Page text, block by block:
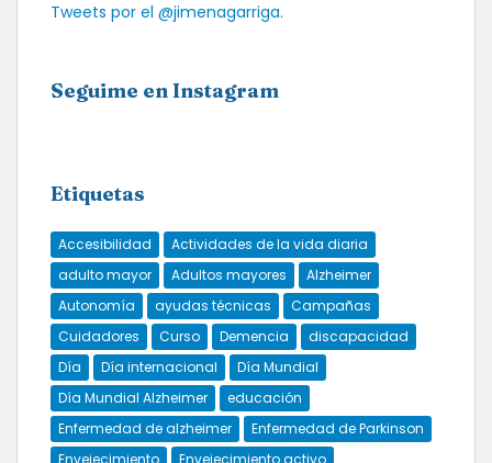
Tweets por el @jimenagarriga.
Seguime en Instagram
Etiquetas
Accesibilidad
Actividades de la vida diaria
adulto mayor
Adultos mayores
Alzheimer
Autonomía
ayudas técnicas
Campañas
Cuidadores
Curso Demencia
discapacidad
Día
Día internacional
Día Mundial
Día Mundial Alzheimer
educación
Enfermedad de alzheimer
Enfermedad de Parkinson
Envejecimiento
Envejecimiento activo